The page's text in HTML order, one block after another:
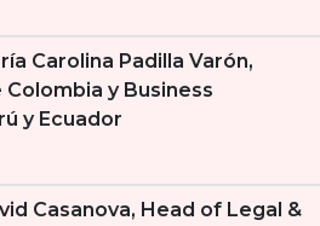
Carolina Padilla Varón,
y Business
y Ecuador
Casanova, Head of Legal &